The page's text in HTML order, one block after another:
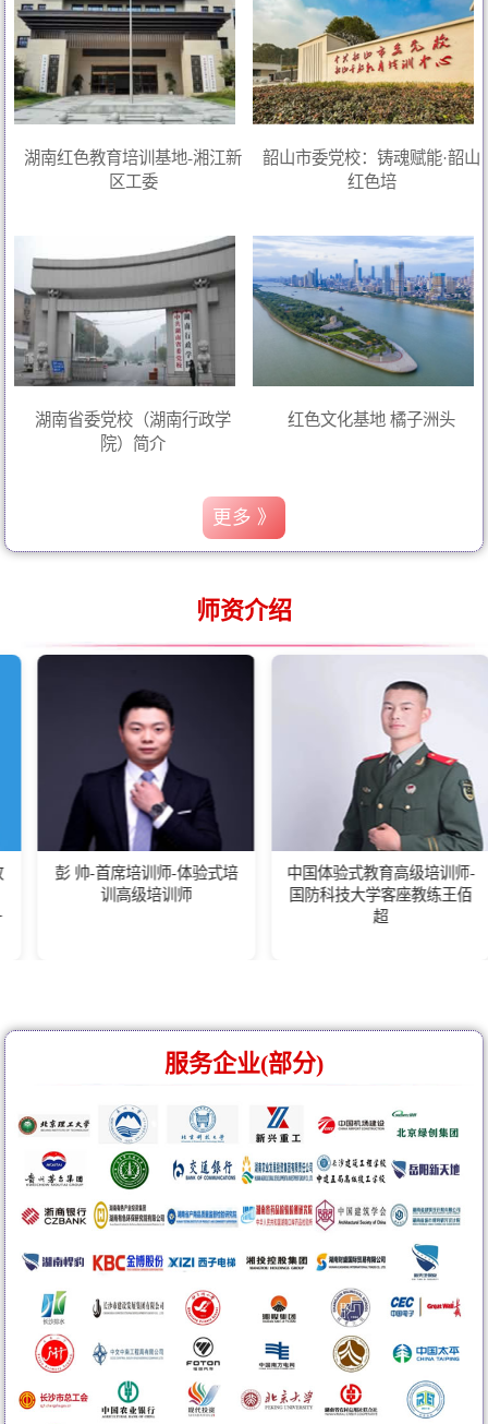
湖南红色教育培训基地-湘江新
区工委
韶山市委党校：铸魂赋能·韶山
红色培
湖南省委党校（湖南行政学
院）简介
红色文化基地 橘子洲头
更多 》
师资介绍
-首席培训师-体验式培
训高级培训师
中国体验式教育高级培训师-
国防科技大学客座教练王佰
湖南
会长,
服务企业(部分)